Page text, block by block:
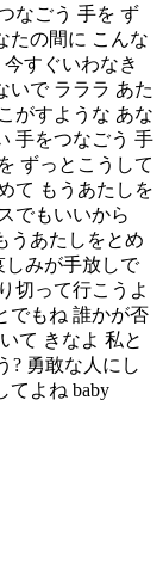
なごう 手を ず
たの間に こんな
すぐいわなき
いで ラララ あた
がすような あな
手をつなごう 手
ずっとこうして
て もうあたしを
でもいいから
うあたしをとめ
しみが手放しで
切って行こうよ
でもね 誰かが否
て きなよ 私と
? 勇敢な人にし
てよね baby